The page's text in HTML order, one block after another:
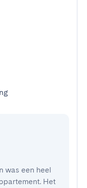
was een heel
Het